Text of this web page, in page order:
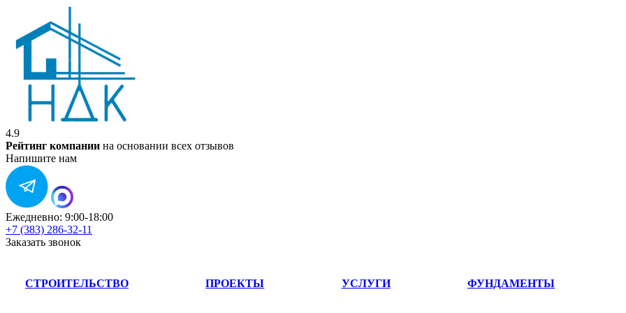
4.9
Рейтинг компании на основании всех отзывов
Напишите нам
Ежедневно: 9:00-18:00
+7 (383) 286-32-11
Заказать звонок
СТРОИТЕЛЬСТВО ПРОЕКТЫ УСЛУГИ ФУНДАМЕНТЫ